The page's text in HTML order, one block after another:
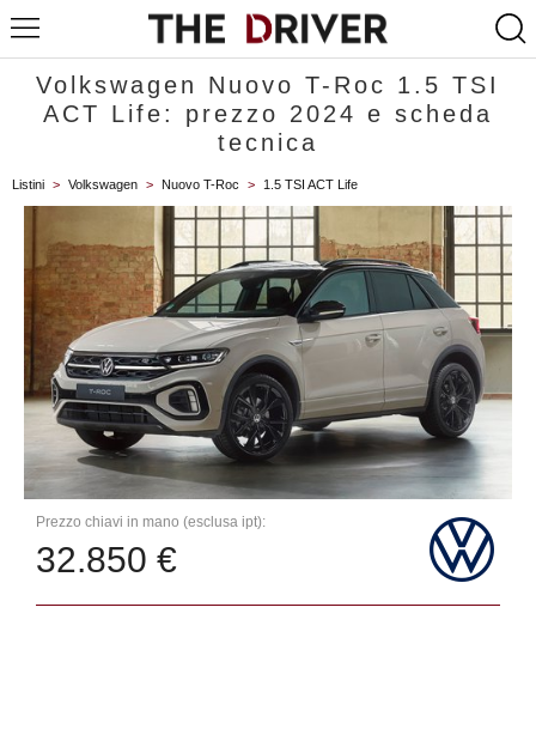
Volkswagen Nuovo T-Roc 1.5 TSI
ACT Life: prezzo 2024 e scheda
tecnica
Listini > Volkswagen > Nuovo T-Roc > 1.5 TSI ACT Life
Prezzo chiavi in mano (esclusa ipt):
32.850 €